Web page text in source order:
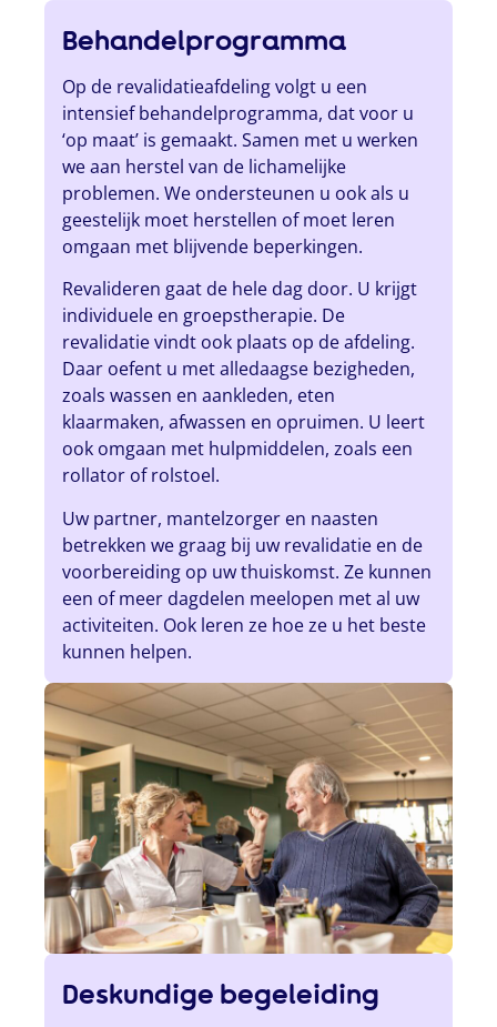
Behandelprogramma
Op de revalidatieafdeling volgt u een
intensief behandelprogramma, dat voor u
‘op maat’ is gemaakt. Samen met u werken
we aan herstel van de lichamelijke
problemen. We ondersteunen u ook als u
geestelijk moet herstellen of moet leren
omgaan met blijvende beperkingen.
Revalideren gaat de hele dag door. U krijgt
individuele en groepstherapie. De
revalidatie vindt ook plaats op de afdeling.
Daar oefent u met alledaagse bezigheden,
zoals wassen en aankleden, eten
klaarmaken, afwassen en opruimen. U leert
ook omgaan met hulpmiddelen, zoals een
rollator of rolstoel.
Uw partner, mantelzorger en naasten
betrekken we graag bij uw revalidatie en de
voorbereiding op uw thuiskomst. Ze kunnen
een of meer dagdelen meelopen met al uw
activiteiten. Ook leren ze hoe ze u het beste
kunnen helpen.
Deskundige begeleiding